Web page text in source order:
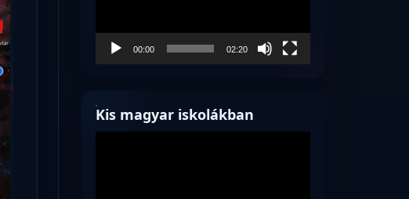
00:00 02:20
Kis magyar iskolákban